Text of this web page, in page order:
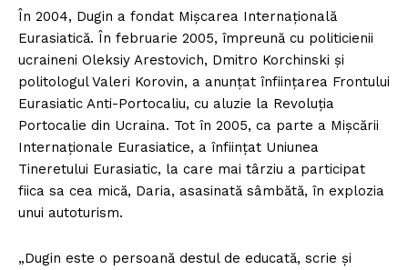
În 2004, Dugin a fondat Mișcarea Internațională
Eurasiatică. În februarie 2005, împreună cu politicienii
ucraineni Oleksiy Arestovich, Dmitro Korchinski și
politologul Valeri Korovin, a anunțat înființarea Frontului
Eurasiatic Anti-Portocaliu, cu aluzie la Revoluția
Portocalie din Ucraina. Tot în 2005, ca parte a Mișcării
Internaționale Eurasiatice, a înființat Uniunea
Tineretului Eurasiatic, la care mai târziu a participat
fiica sa cea mică, Daria, asasinată sâmbătă, în explozia
unui autoturism.
„Dugin este o persoană destul de educată, scrie și